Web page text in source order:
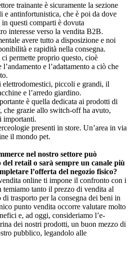
trainante è sicuramente la sezione
e antinfortunistica, che è poi da dove
questi comparti è dovuta
interesse verso la vendita B2B.
avere tutto a disposizione e noi
e rapidità nella consegna.
permette proprio questo, cioè
e l’adattamento a ciò che
piccoli e grandi, il
e l’arredo giardino.
è quella dedicata ai prodotti di
che grazie allo switch-off ha avuto,
importanti.
presenti in store. Un’area in via
il mondo pet.
nel nostro settore può
retail o sarà sempre un canale più
l’offerta del negozio fisico?
online ti impone il confronto con i
temiamo tanto il prezzo di vendita al
trasporto per la consegna dei beni in
punto vendita occorre valutare molto
e, ad oggi, consideriamo l’e-
dei nostri prodotti, un buon mezzo di
pubblico, legandolo alle